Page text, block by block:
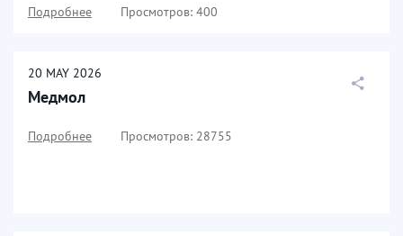
Подробнее Просмотров: 400
20 MAY 2026
Медмол
Подробнее Просмотров: 28755